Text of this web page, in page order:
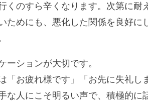
くのすら辛くなります。次第に耐
ためにも、悪化した関係を良好に
ーションが大切です。
「お疲れ様です」「お先に失礼し
な人にこそ明るい声で、積極的に